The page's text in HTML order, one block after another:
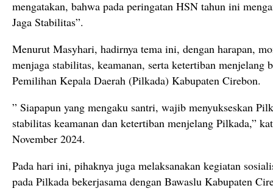
mengatakan, bahwa pada peringatan HSN tahun ini
Jaga Stabilitas”.
Menurut Masyhari, hadirnya tema ini, dengan harapan,
menjaga stabilitas, keamanan, serta ketertiban menjelang
Pemilihan Kepala Daerah (Pilkada) Kabupaten Cirebon.
” Siapapun yang mengaku santri, wajib menyukseskan
stabilitas keamanan dan ketertiban menjelang Pilkada,”
November 2024.
Pada hari ini, pihaknya juga melaksanakan kegiatan
pada Pilkada bekerjasama dengan Bawaslu Kabupaten